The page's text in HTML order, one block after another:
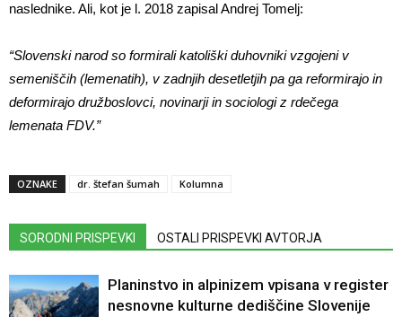
naslednike. Ali, kot je l. 2018 zapisal Andrej Tomelj:
“Slovenski narod so formirali katoliški duhovniki vzgojeni v
semeniščih (lemenatih), v zadnjih desetletjih pa ga reformirajo in
deformirajo družboslovci, novinarji in sociologi z rdečega
lemenata FDV.”
OZNAKE dr. štefan šumah Kolumna
SORODNI PRISPEVKI OSTALI PRISPEVKI AVTORJA
Planinstvo in alpinizem vpisana v register
nesnovne kulturne dediščine Slovenije